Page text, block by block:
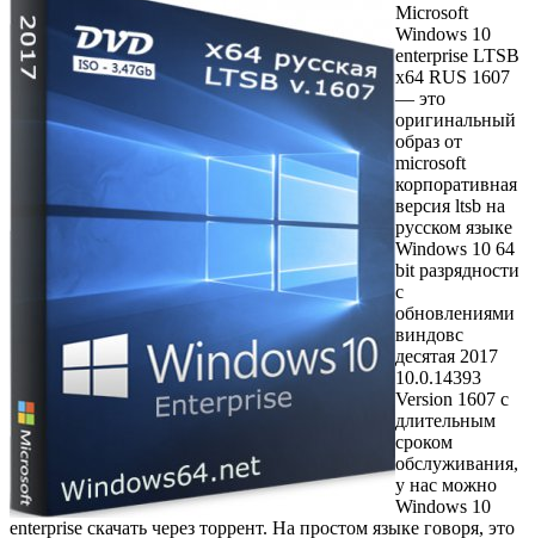
Microsoft
Windows 10
enterprise LTSB
x64 RUS 1607
— это
оригинальный
образ от
microsoft
корпоративная
версия ltsb на
русском языке
Windows 10 64
bit разрядности
с
обновлениями
виндовс
десятая 2017
10.0.14393
Version 1607 с
длительным
сроком
обслуживания,
у нас можно
Windows 10
enterprise скачать через торрент. На простом языке говоря, это